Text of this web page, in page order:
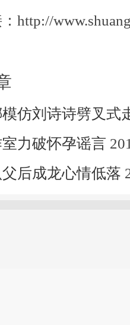
http://
模仿刘诗诗劈叉式
力破怀孕谣言
后成龙心情低落